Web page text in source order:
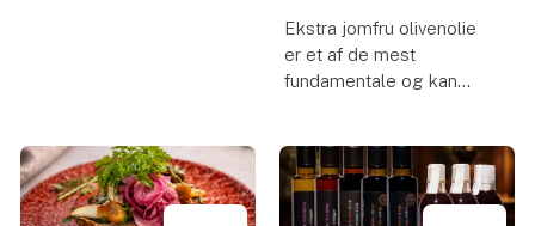
Ekstra jomfru olivenolie
er et af de mest
fundamentale og kan
danskernes daglige
køkken. Dens kvalitet,
smag og sundhedsværdi